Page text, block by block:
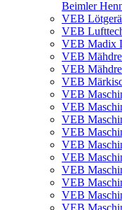
Beimler
VEB
VEB
VEB Madix
VEB
VEB
VEB
VEB
VEB
VEB
VEB
VEB
VEB
VEB
VEB
VEB
VEB